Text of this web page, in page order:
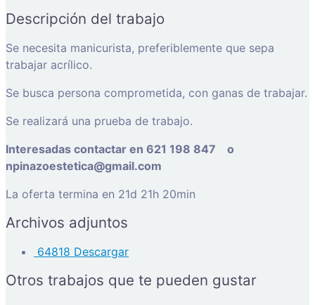
Descripción del trabajo
Se necesita manicurista, preferiblemente que sepa
trabajar acrílico.
Se busca persona comprometida, con ganas de trabajar.
Se realizará una prueba de trabajo.
Interesadas contactar en 621 198 847 o
npinazoestetica@gmail.com
La oferta termina en 21d 21h 20min
Archivos adjuntos
64818 Descargar
Otros trabajos que te pueden gustar